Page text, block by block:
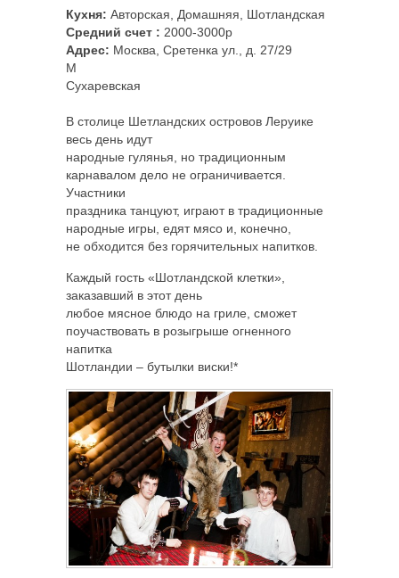
Кухня: Авторская, Домашняя, Шотландская
Средний счет : 2000-3000р
Адрес: Москва, Сретенка ул., д. 27/29
M
Сухаревская
В столице Шетландских островов Леруике
весь день идут
народные гулянья, но традиционным
карнавалом дело не ограничивается.
Участники
праздника танцуют, играют в традиционные
народные игры, едят мясо и, конечно,
не обходится без горячительных напитков.
Каждый гость «Шотландской клетки»,
заказавший в этот день
любое мясное блюдо на гриле, сможет
поучаствовать в розыгрыше огненного
напитка
Шотландии – бутылки виски!*